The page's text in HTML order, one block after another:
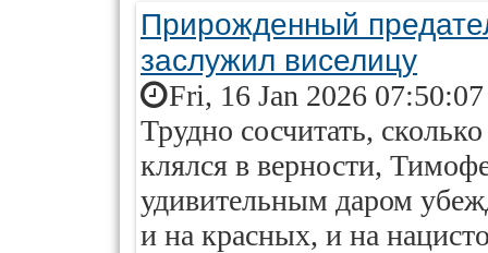
Прирожденный
заслужил виселицу
Fri, 16 Jan 2026
Трудно сосчитать,
клялся в верности,
удивительным даром
и на красных, и на